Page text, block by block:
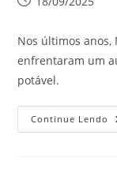
Nos últimos
enfrentaram um
potável.
Continue Lendo